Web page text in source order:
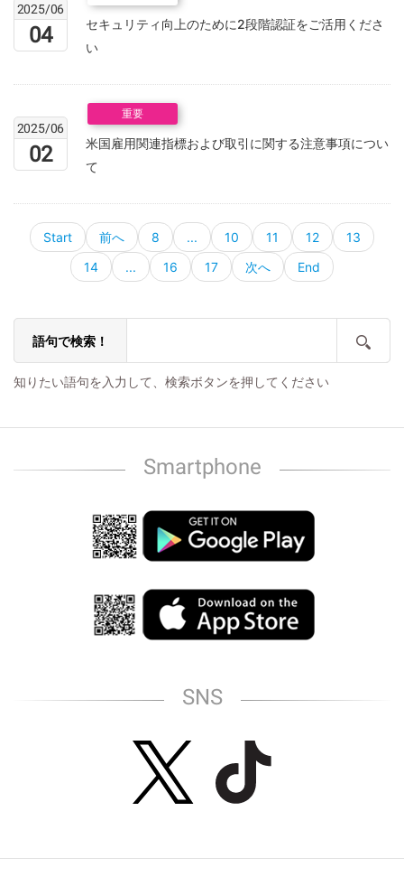
2025/06
04
セキュリティ向上のために2段階認証をご活用くださ
い
2025/06
02
重要
米国雇用関連指標および取引に関する注意事項につい
て
Start 前へ 8 ... 10 11 12
13
14
... 16 17 次へ End
語句で検索！
知りたい語句を入力して、検索ボタンを押してください
Smartphone
SNS